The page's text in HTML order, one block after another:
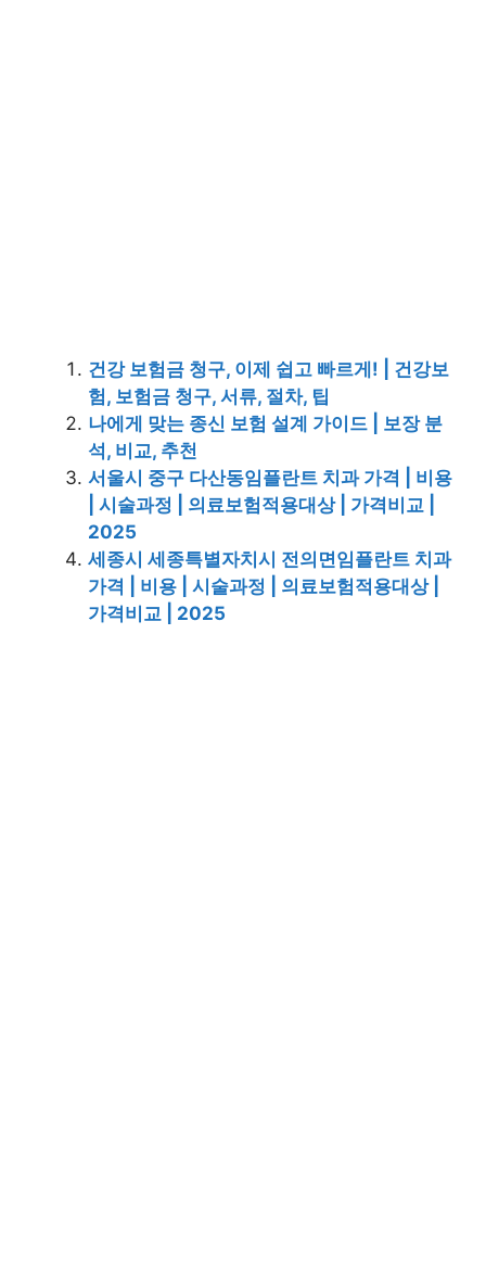
건강 보험금 청구, 이제 쉽고 빠르게! | 건강보
험, 보험금 청구, 서류, 절차, 팁
나에게 맞는 종신 보험 설계 가이드 | 보장 분
석, 비교, 추천
서울시 중구 다산동임플란트 치과 가격 | 비용
| 시술과정 | 의료보험적용대상 | 가격비교 |
2025
세종시 세종특별자치시 전의면임플란트 치과
가격 | 비용 | 시술과정 | 의료보험적용대상 |
가격비교 | 2025